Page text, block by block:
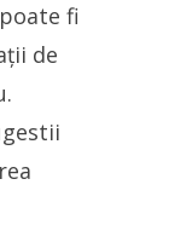
fi
de